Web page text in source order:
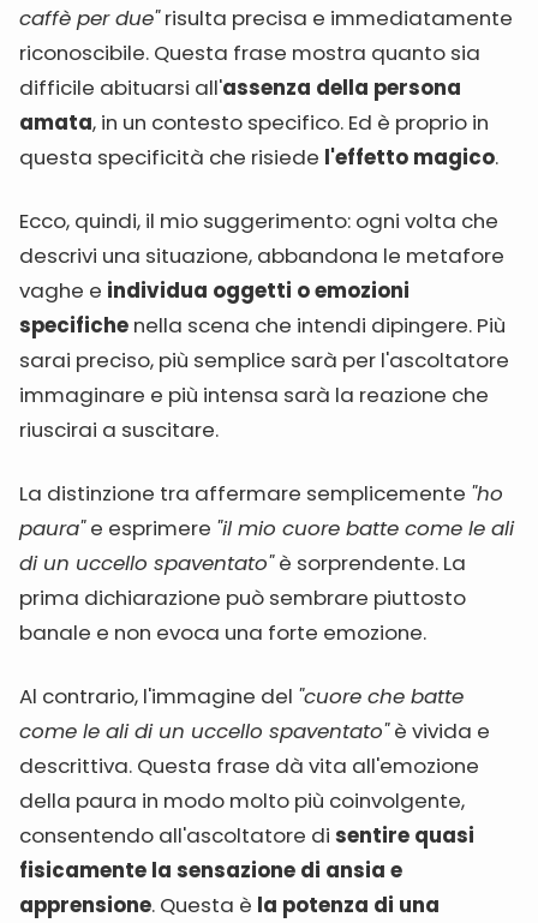
caffè per due"risulta precisa e immediatamente
riconoscibile. Questa frase mostra quanto sia
difficile abituarsi all'assenza della persona
amata, in un contesto specifico. Ed è proprio in
questa specificità che risiede l'effetto magico.
Ecco, quindi, il mio suggerimento: ogni volta che
descrivi una situazione, abbandona le metafore
vaghe e individua oggetti o emozioni
specifiche nella scena che intendi dipingere. Più
sarai preciso, più semplice sarà per l'ascoltatore
immaginare e più intensa sarà la reazione che
riuscirai a suscitare.
La distinzione tra affermare semplicemente "ho
paura"e esprimere "il mio cuore batte come le ali
di un uccello spaventato"è sorprendente. La
prima dichiarazione può sembrare piuttosto
banale e non evoca una forte emozione.
Al contrario, l'immagine del "cuore che batte
come le ali di un uccello spaventato"è vivida e
descrittiva. Questa frase dà vita all'emozione
della paura in modo molto più coinvolgente,
consentendo all'ascoltatore di sentire quasi
fisicamente la sensazione di ansia e
apprensione. Questa è la potenza di una